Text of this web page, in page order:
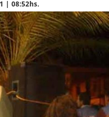
| 08:52hs.